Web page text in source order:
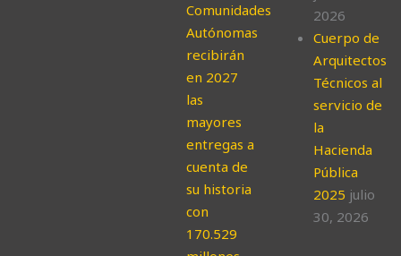
Comunidades
Autónomas
recibirán
en 2027
las
mayores
entregas a
cuenta de
su historia
con
170.529
2026
Cuerpo de
Arquitectos
Técnicos al
servicio de
la
Hacienda
Pública
2025 julio
30, 2026